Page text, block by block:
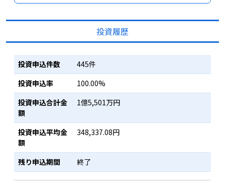
投資履歴
投資申込件数
445件
投資申込率
100.00%
投資申込合計金
額
1億5,501万円
投資申込平均金
額
348,337.08円
残り申込期間 終了